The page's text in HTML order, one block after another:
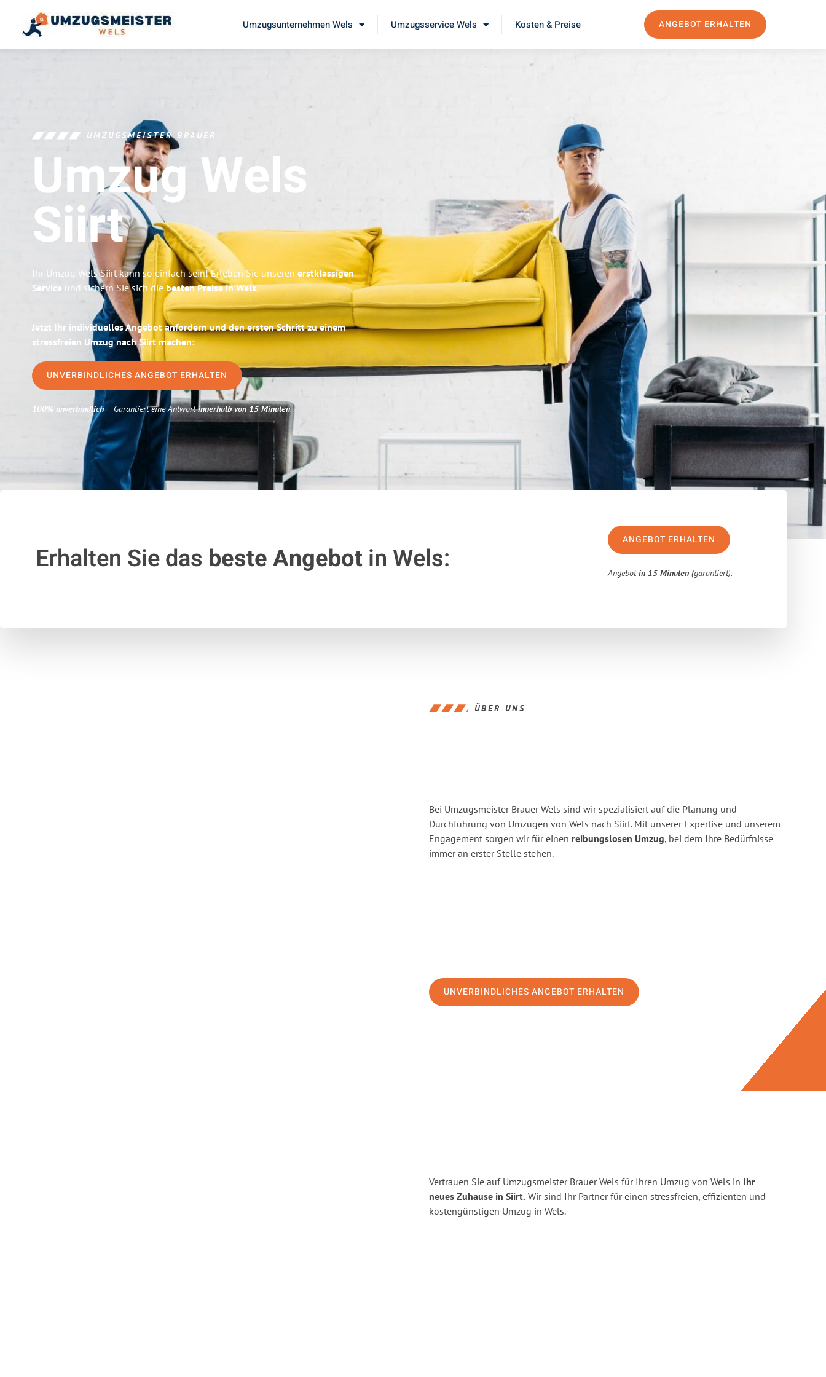
Umzugsunternehmen Wels Umzugsservice Wels Kosten & Preise ANGEBOT ERHALTEN
UMZUGSMEISTER BRAUER
Umzug Wels
Siirt
Ihr Umzug Wels Siirt kann so einfach sein! Erleben Sie unseren erstklassigen
Service und sichern Sie sich die besten Preise in Wels.
Jetzt Ihr individuelles Angebot anfordern und den ersten Schritt zu einem
stressfreien Umzug nach Siirt machen:
UNVERBINDLICHES ANGEBOT ERHALTEN
100% unverbindlich– Garantiert eine Antwortinnerhalb von 15 Minuten.
Erhalten Sie das beste Angebotin Wels:
ANGEBOT ERHALTEN
Angebotin 15 Minuten (garantiert).
ÜBER UNS
Bei Umzugsmeister Brauer Wels sind wir spezialisiert auf die Planung und
Durchführung von Umzügen von Wels nach Siirt. Mit unserer Expertise und unserem
Engagement sorgen wir für einen reibungslosen Umzug, bei dem Ihre Bedürfnisse
immer an erster Stelle stehen.
UNVERBINDLICHES ANGEBOT ERHALTEN
Vertrauen Sie auf Umzugsmeister Brauer Wels für Ihren Umzug von Wels in Ihr
neues Zuhause in Siirt. Wir sind Ihr Partner für einen stressfreien, effizienten und
kostengünstigen Umzug in Wels.